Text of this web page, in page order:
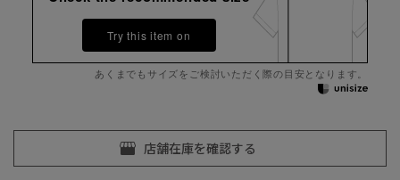
Try this item on
あくまでもサイズをご検討いただく際の目安となります。